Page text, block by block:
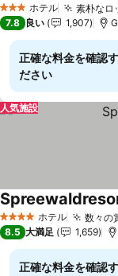
3 ホテルのランク
ホテル 素朴なロ
7.8 良い 1,907
正確な料金を確認
ださい
人気施設
4 ホテルのランク
ホテル 数々の
8.5 大満足 1,659
正確な料金を確認